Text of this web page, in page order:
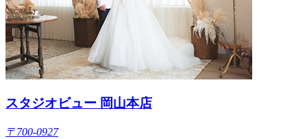
スタジオビュー 岡山本店
〒700-0927